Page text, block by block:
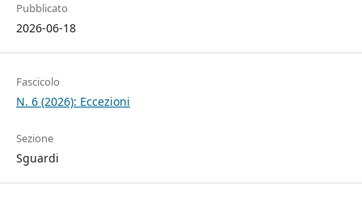
Pubblicato
2026-06-18
Fascicolo
N. 6 (2026): Eccezioni
Sezione
Sguardi